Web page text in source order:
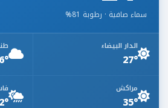
سماء صافية · رطوبة 81%
الدار البيضاء
27°
مراكش
35°